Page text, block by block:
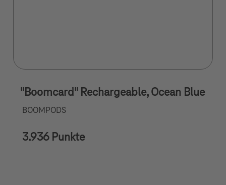
"Boomcard" Rechargeable, Ocean Blue
BOOMPODS
3.936 Punkte